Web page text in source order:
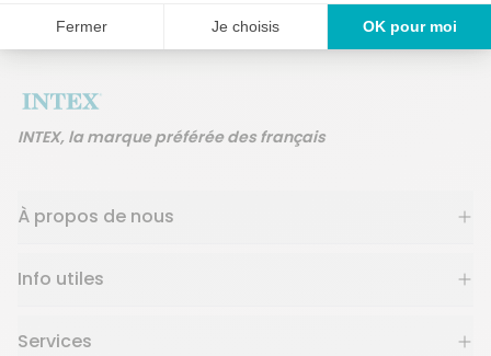
INTEX, la marque préférée des français
À propos de nous
Info utiles
Services